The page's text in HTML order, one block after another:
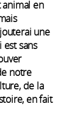
en
une
sans
notre
de la
en fait